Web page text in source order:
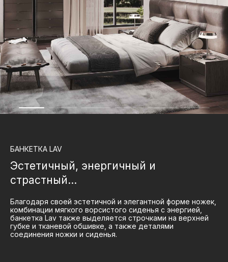
БАНКЕТКА LAV
Эстетичный, энергичный и
страстный…
Благодаря своей эстетичной и элегантной форме ножек,
комбинации мягкого ворсистого сиденья с энергией,
банкетка Lav также выделяется строчками на верхней
губке и тканевой обшивке, а также деталями
соединения ножки и сиденья.